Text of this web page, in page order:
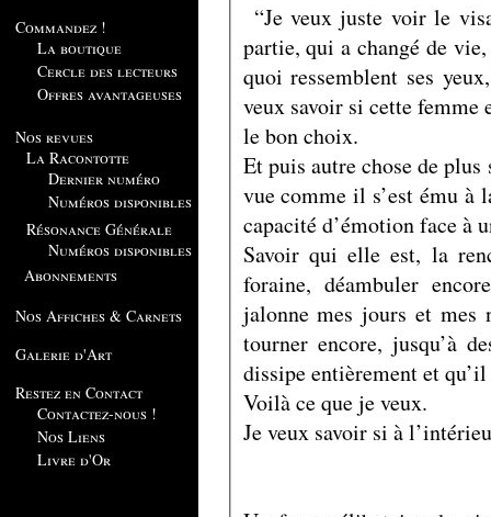
Commandez !
La boutique
Cercle des lecteurs
Offres avantageuses
Nos revues
La Racontotte
Dernier numéro
Numéros disponibles
Résonance Générale
Numéros disponibles
Abonnements
Nos Affiches & Carnets
Galerie d'Art
Restez en Contact
Contactez-nous !
Nos Liens
Livre d'Or
“Je veux juste voir le
partie, qui a changé de
quoi ressemblent ses
veux savoir si cette femme
le bon choix.
Et puis autre chose de
vue comme il s’est ému à
capacité d’émotion face à
Savoir qui elle est, la
foraine, déambuler
jalonne mes jours et mes
tourner encore, jusqu’à
dissipe entièrement et
Voilà ce que je veux.
Je veux savoir si à